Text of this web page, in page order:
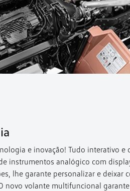
e inovação! Tudo interativo e
instrumentos analógico com
lhe garante personalizar e deixar
novo volante multifuncional